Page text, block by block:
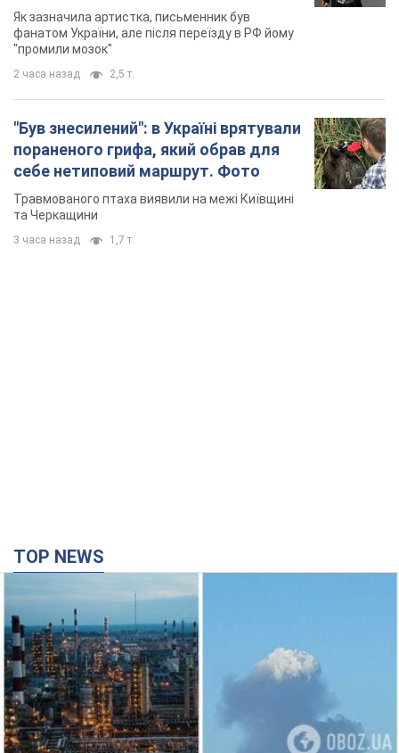
не знав, а тепер хоче геноциду
українців
Як зазначила артистка, письменник був
фанатом України, але після переїзду в РФ йому
"промили мозок"
2 часа назад 2,5 т.
"Був знесилений": в Україні врятували
пораненого грифа, який обрав для
себе нетиповий маршрут. Фото
Травмованого птаха виявили на межі Київщині
та Черкащини
3 часа назад 1,7 т.
TOP NEWS